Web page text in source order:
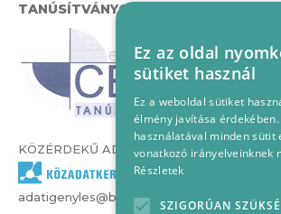
TANÚSÍTVÁNYOK
KÖZÉRDEKŰ ADATOK
adatigenyles@bvcs.hu
Ez az oldal
sütiket használ
Ez a weboldal sütiket
élmény javítása
használatával minden sütit
vonatkozó irányelveinknek
Részletek
SZIGORÚAN